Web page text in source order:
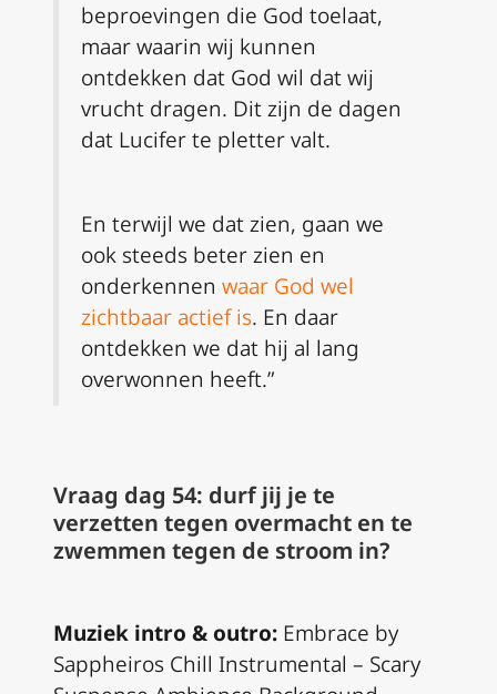
beproevingen die God toelaat,
maar waarin wij kunnen
ontdekken dat God wil dat wij
vrucht dragen. Dit zijn de dagen
dat Lucifer te pletter valt.
En terwijl we dat zien, gaan we
ook steeds beter zien en
onderkennen waar God wel
zichtbaar actief is. En daar
ontdekken we dat hij al lang
overwonnen heeft.”
Vraag dag 54: durf jij je te
verzetten tegen overmacht en te
zwemmen tegen de stroom in?
Muziek intro & outro: Embrace by
Sappheiros Chill Instrumental – Scary